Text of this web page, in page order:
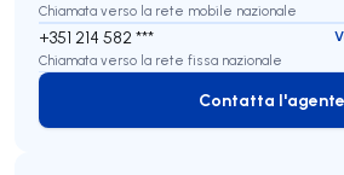
Chiamata verso la rete mobile nazionale
+351 214 582 ***
Chiamata verso la rete fissa nazionale
Contatta
Contatta l'agente